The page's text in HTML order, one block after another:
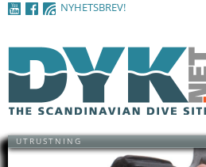
NYHETSBREV!
Hem
Tidningen
UTRUSTNING